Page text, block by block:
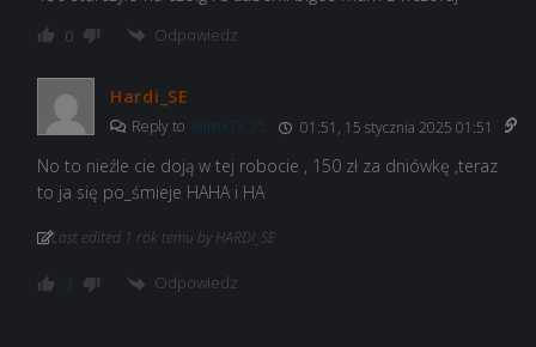
0 Odpowiedz
Hardi_SE
Reply to Mirek78_PL 01:51, 15 stycznia 2025 01:51
No to nieźle cie doją w tej robocie , 150 zł za dniówkę ,teraz
to ja się po_śmieje HAHA i HA
Last edited 1 rok temu by HARDI_SE
3 Odpowiedz